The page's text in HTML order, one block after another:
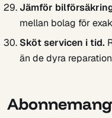
Jämför
mellan bolag för
Sköt servicen i tid.
än de dyra